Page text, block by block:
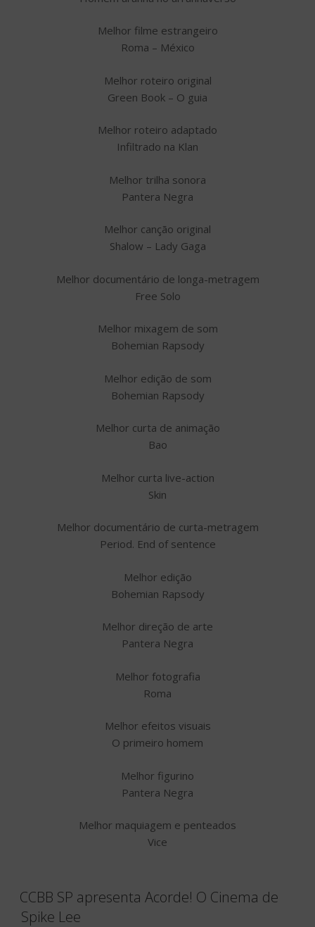
Melhor filme estrangeiro
Roma – México
Melhor roteiro original
Green Book – O guia
Melhor roteiro adaptado
Infiltrado na Klan
Melhor trilha sonora
Pantera Negra
Melhor canção original
Shalow – Lady Gaga
Melhor documentário de longa-metragem
Free Solo
Melhor mixagem de som
Bohemian Rapsody
Melhor edição de som
Bohemian Rapsody
Melhor curta de animação
Bao
Melhor curta live-action
Skin
Melhor documentário de curta-metragem
Period. End of sentence
Melhor edição
Bohemian Rapsody
Melhor direção de arte
Pantera Negra
Melhor fotografia
Roma
Melhor efeitos visuais
O primeiro homem
Melhor figurino
Pantera Negra
Melhor maquiagem e penteados
Vice
CCBB SP apresenta Acorde! O Cinema de
Spike Lee